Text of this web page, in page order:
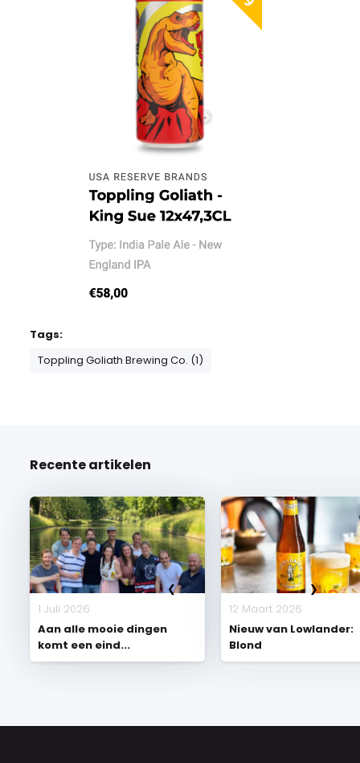
Tags:
Toppling Goliath Brewing Co. (1)
Recente artikelen
1 Juli 2026
Aan alle mooie dingen
komt een eind...
12 Maart 2026
Nieuw van Lowlander:
Blond